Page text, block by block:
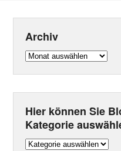
Archiv
Archiv
Hier können Sie
Kategorie
Hier